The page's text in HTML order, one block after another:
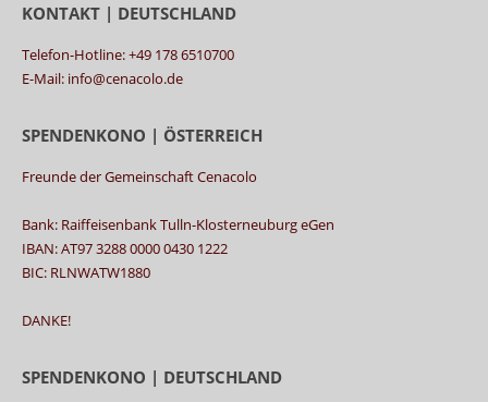
KONTAKT | DEUTSCHLAND
Telefon-Hotline: +49 178 6510700
E-Mail: info@cenacolo.de
SPENDENKONO | ÖSTERREICH
Freunde der Gemeinschaft Cenacolo
Bank: Raiffeisenbank Tulln-Klosterneuburg eGen
IBAN: AT97 3288 0000 0430 1222
BIC: RLNWATW1880
DANKE!
SPENDENKONO | DEUTSCHLAND